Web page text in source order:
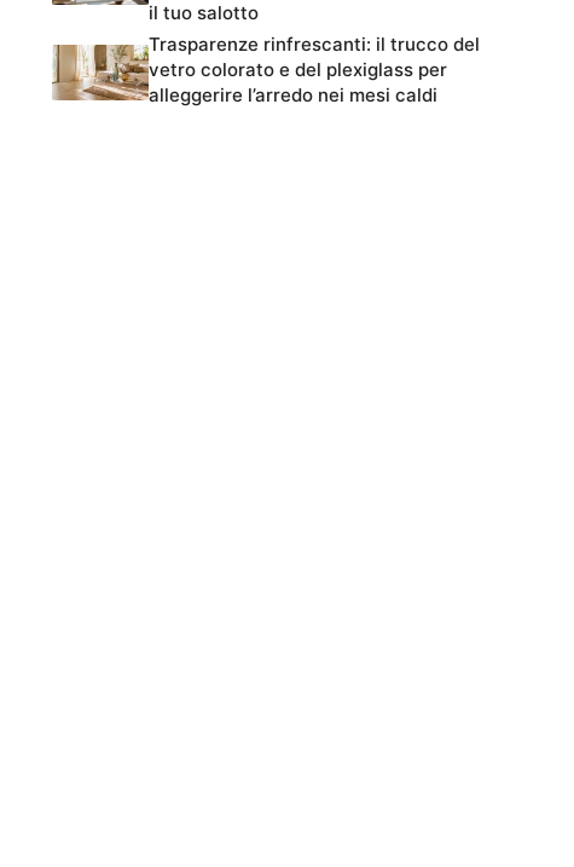
il tuo salotto
Trasparenze rinfrescanti: il trucco del
vetro colorato e del plexiglass per
alleggerire l’arredo nei mesi caldi